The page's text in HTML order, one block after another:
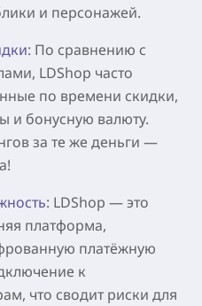
и персонажей.
: По сравнению с
LDShop часто
по времени скидки,
и бонусную валюту.
за те же деньги —
: LDShop — это
платформа,
платёжную
к
что сводит риски для